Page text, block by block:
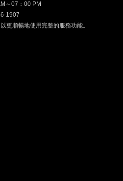
～07：00 PM
1907
更順暢地使用完整的服務功能。